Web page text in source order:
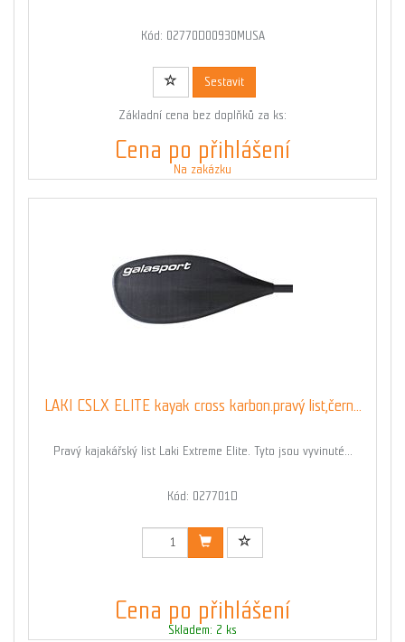
Kód: 02770D00930MUSA
Sestavit
Základní cena bez doplňků za ks:
Cena po přihlášení
Na zakázku
LAKI CSLX ELITE kayak cross karbon.pravý list,čern...
Pravý kajakářský list Laki Extreme Elite. Tyto jsou vyvinuté...
Kód: 027701D
Cena po přihlášení
Skladem: 2 ks